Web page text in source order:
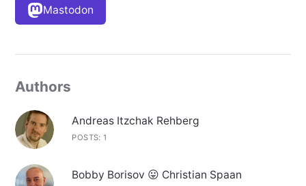
Mastodon
Authors
Andreas Itzchak Rehberg
POSTS: 1
Bobby Borisov 😛 Christian Spaan